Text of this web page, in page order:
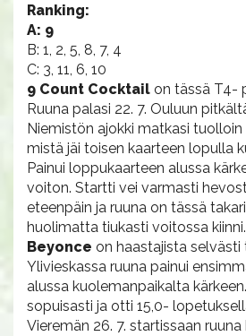
Ranking:
A: 9
B: 1, 2, 5, 8, 7, 4
C: 3, 11, 6, 10
9 Count Cocktail on tässä T4-
Ruuna palasi 22. 7. Ouluun
Niemistön ajokki matkasi tuolloin
mistä jäi toisen kaarteen lopulla
Painui loppukaarteen alussa
voiton. Startti vei varmasti
eteenpäin ja ruuna on tässä
huolimatta tiukasti voitossa kiinni.
Beyonce on haastajista selvästi
Ylivieskassa ruuna painui
alussa kuolemanpaikalta
sopuisasti ja otti 15,0-
Vieremän 26. 7. startissaan